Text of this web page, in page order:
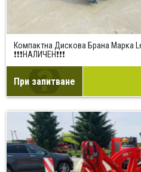
Компактна Дискова Брана Марка
❗❗❗НАЛИЧЕН❗❗❗
При запитване